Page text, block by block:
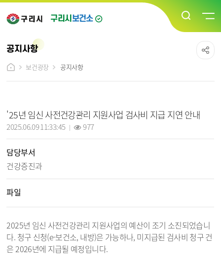
구리시 보건소
공지사항
보건광장
공지사항
'25년 임신 사전건강관리 지원사업 검사비 지급 지연 안내
2025.06.09 11:33:45 977
담당부서
건강증진과
파일
2025년 임신 사전건강관리 지원사업의 예산이 조기 소진되었습니
다. 청구 신청(e-보건소, 내방)은 가능하나, 미지급된 검사비 청구 건
은 2026년에 지급될 예정입니다.